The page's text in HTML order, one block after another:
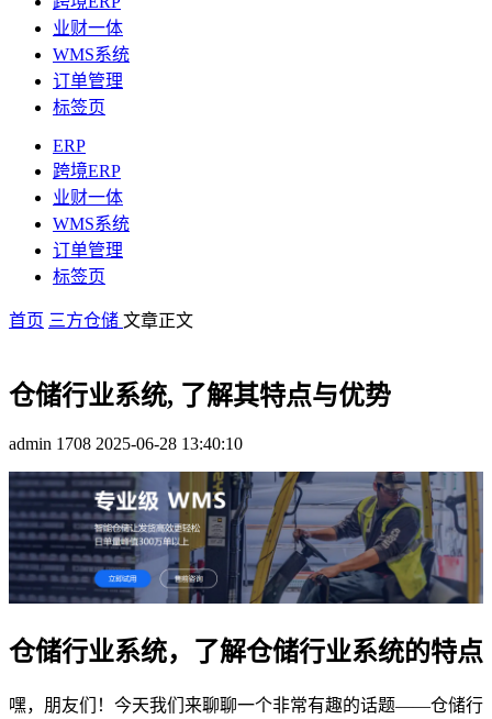
业财一体
WMS系统
订单管理
标签页
ERP
跨境ERP
业财一体
WMS系统
订单管理
标签页
首页 三方仓储 文章正文
仓储行业系统, 了解其特点与优势
admin 1708 2025-06-28 13:40:10
仓储行业系统，了解仓储行业系统的特点
嘿，朋友们！今天我们来聊聊一个非常有趣的话题——仓储行